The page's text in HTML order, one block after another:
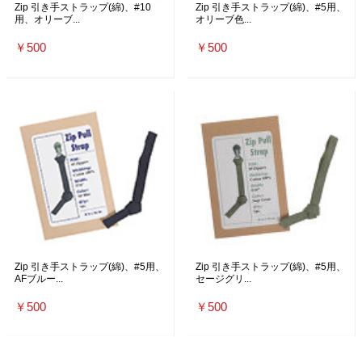
Zip 引き手ストラップ(綿)、#10
用、オリーブ...
￥500
Zip 引き手ストラップ(綿)、#5用、
オリーブ色...
￥500
Zip 引き手ストラップ(綿)、#5用、
AFブルー...
￥500
Zip 引き手ストラップ(綿)、#5用、
セージグリ...
￥500